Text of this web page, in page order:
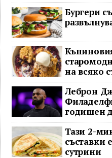
Бургери
на всяко
Леброн
годишен
долара
Тази 2-
съставки
сутрини